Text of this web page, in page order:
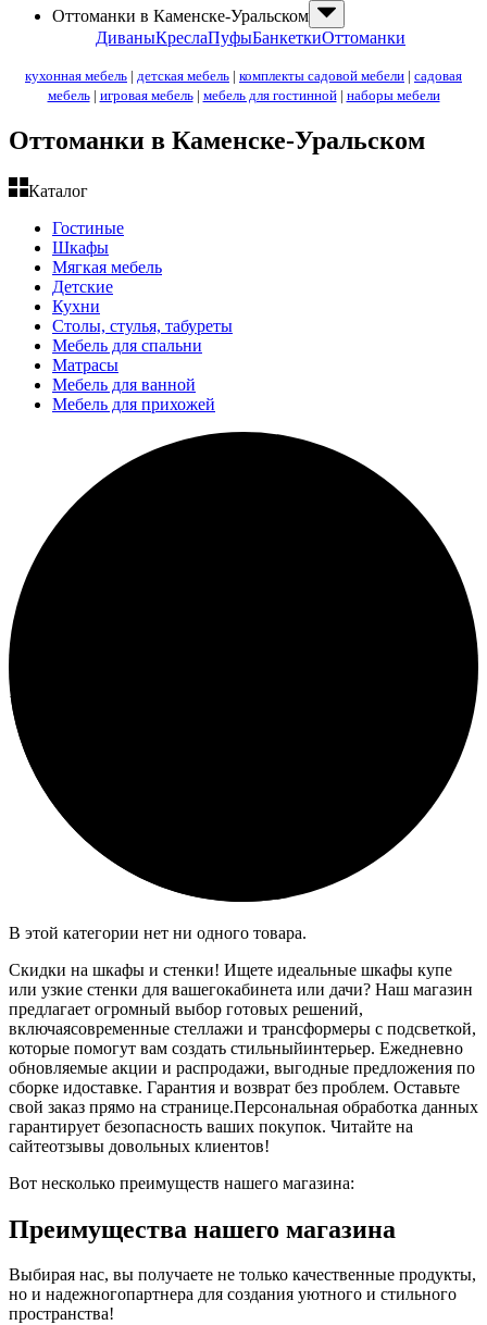
Оттоманки в Каменске-Уральском
ДиваныКреслаПуфыБанкеткиОттоманки
кухонная мебель | детская мебель | комплекты садовой мебели | садовая
мебель| игровая мебель| мебель для гостинной| наборы мебели
Оттоманки в Каменске-Уральском
Каталог
Гостиные
Шкафы
Мягкая мебель
Детские
Кухни
Столы, стулья, табуреты
Мебель для спальни
Матрасы
Мебель для ванной
Мебель для прихожей
В этой категории нет ни одного товара.
Скидки на шкафы и стенки! Ищете идеальные шкафы купе
или узкие стенки для вашегокабинета или дачи? Наш магазин
предлагает огромный выбор готовых решений,
включаясовременные стеллажи и трансформеры с подсветкой,
которые помогут вам создать стильныйинтерьер. Ежедневно
обновляемые акции и распродажи, выгодные предложения по
сборке идоставке. Гарантия и возврат без проблем. Оставьте
свой заказ прямо на странице.Персональная обработка данных
гарантирует безопасность ваших покупок. Читайте на
сайтеотзывы довольных клиентов!
Вот несколько преимуществ нашего магазина:
Преимущества нашего магазина
Выбирая нас, вы получаете не только качественные продукты,
но и надежногопартнера для создания уютного и стильного
пространства!